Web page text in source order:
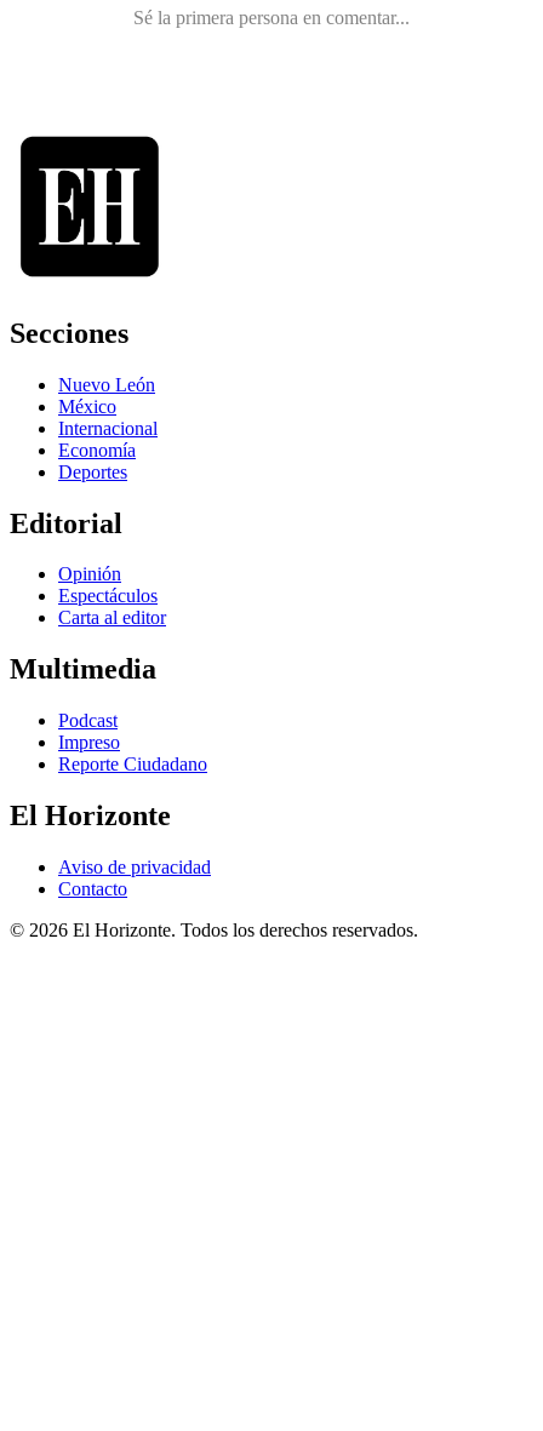
Secciones
Nuevo León
México
Internacional
Economía
Deportes
Editorial
Opinión
Espectáculos
Carta al editor
Multimedia
Podcast
Impreso
Reporte Ciudadano
El Horizonte
Aviso de privacidad
Contacto
© 2026 El Horizonte. Todos los derechos reservados.